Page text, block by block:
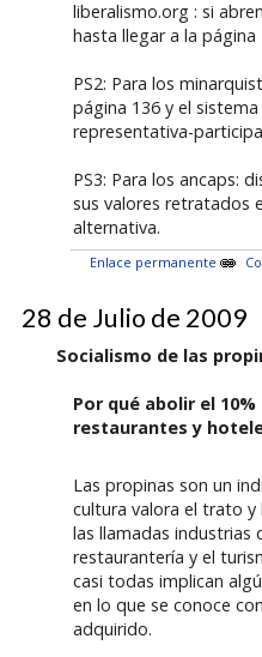
liberalismo.org : si
hasta llegar a la página
PS2: Para los
página 136 y el
representativa-
PS3: Para los ancaps:
sus valores retratados
alternativa.
Enlace permanente
28 de Julio de 2009
Socialismo de las
Por qué abolir el
restaurantes y
Las propinas son un
cultura valora el trato y
las llamadas industrias
restaurantería y el
casi todas implican
en lo que se conoce
adquirido.